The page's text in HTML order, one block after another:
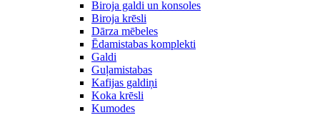
Biroja galdi un konsoles
Biroja krēsli
Dārza mēbeles
Ēdamistabas komplekti
Galdi
Guļamistabas
Kafijas galdiņi
Koka krēsli
Kumodes